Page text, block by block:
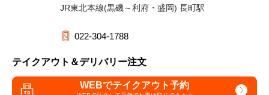
JR東北本線(黒磯～利府・盛岡) 長町駅
022-304-1788
テイクアウト＆デリバリー注文
WEBでテイクアウト予約